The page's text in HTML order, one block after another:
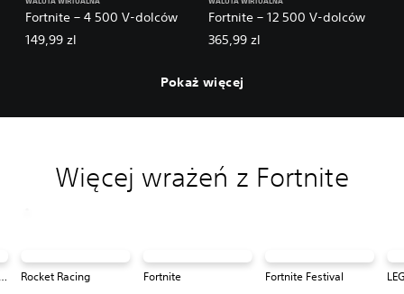
Fortnite – 4 500 V-dolców
149,99 zl
Fortnite – 12 500 V-dolców
365,99 zl
Pokaż więcej
Więcej wrażeń z Fortnite
Odyssey Rocket Racing Fortnite Fortnite Festival